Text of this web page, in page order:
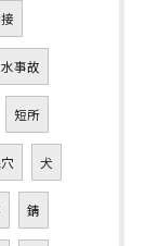
水事故
短所
犬
錆